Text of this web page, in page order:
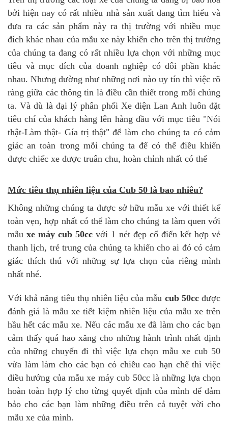
bởi hiện nay có rất nhiều nhà sản xuất đang tìm hiểu và
đưa ra các sản phẩm này ra thị trường với nhiều mục
đích khác nhau của mẫu xe này khiến cho trên thị trường
của chúng ta đang có rất nhiều lựa chọn với những mục
tiêu và mục đích của doanh nghiệp có đôi phần khác
nhau. Nhưng dường như những nơi nào uy tín thì việc rõ
ràng giữa các thông tin là điều cần thiết trong mỗi chúng
ta. Và dù là đại lý phân phối Xe điện Lan Anh luôn đặt
tiêu chí của khách hàng lên hàng đầu với mục tiêu "Nói
thật-Làm thật- Gía trị thật" để làm cho chúng ta có cảm
giác an toàn trong mỗi chúng ta để có thể điều khiển
được chiếc xe được truân chu, hoàn chỉnh nhất có thể
Mức tiêu thụ nhiên liệu của Cub 50 là bao nhiêu?
Không những chúng ta được sở hữu mẫu xe với thiết kế
toàn vẹn, hợp nhất có thể làm cho chúng ta làm quen với
mẫuxe máy cub 50cc với 1 nét đẹp cổ điển kết hợp vẻ
thanh lịch, trẻ trung của chúng ta khiến cho ai đó có cảm
giác thích thú với những sự lựa chọn của riêng mình
nhất nhé.
Với khả năng tiêu thụ nhiên liệu của mẫu cub 50ccđược
đánh giá là mẫu xe tiết kiệm nhiên liệu của mẫu xe trên
hầu hết các mẫu xe. Nếu các mẫu xe đã làm cho các bạn
cảm thấy quá hao xăng cho những hành trình nhất định
của những chuyến đi thì việc lựa chọn mẫu xe cub 50
vừa làm làm cho các bạn có chiều cao hạn chế thì việc
điều hướng của mẫu xe máy cub 50cc là những lựa chọn
hoàn toàn hợp lý cho từng quyết định của mình để đảm
bảo cho các bạn làm những điều trên cả tuyệt vời cho
mẫu xe của mình.